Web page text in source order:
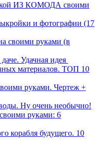
ИЗ КОМОДА своими
и фотографии (17
своими руками (в
Удачная идея
материалов. ТОП 10
руками. Чертеж +
Ну очень необычно!
руками: 6
корабля будущего. 10